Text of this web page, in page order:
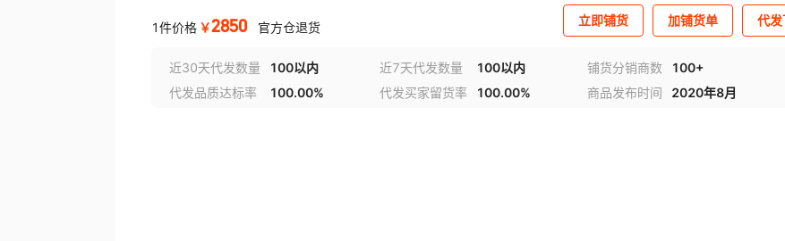
1件价格 ￥2850 官方仓退货 立即铺货 加铺货单 代
近30天代发数量 100以内 近7天代发数量 100以内 铺货分销商数
100+
代发品质达标率
100.00% 代发买家留货率 100.00% 商品发布时间 2020年8月